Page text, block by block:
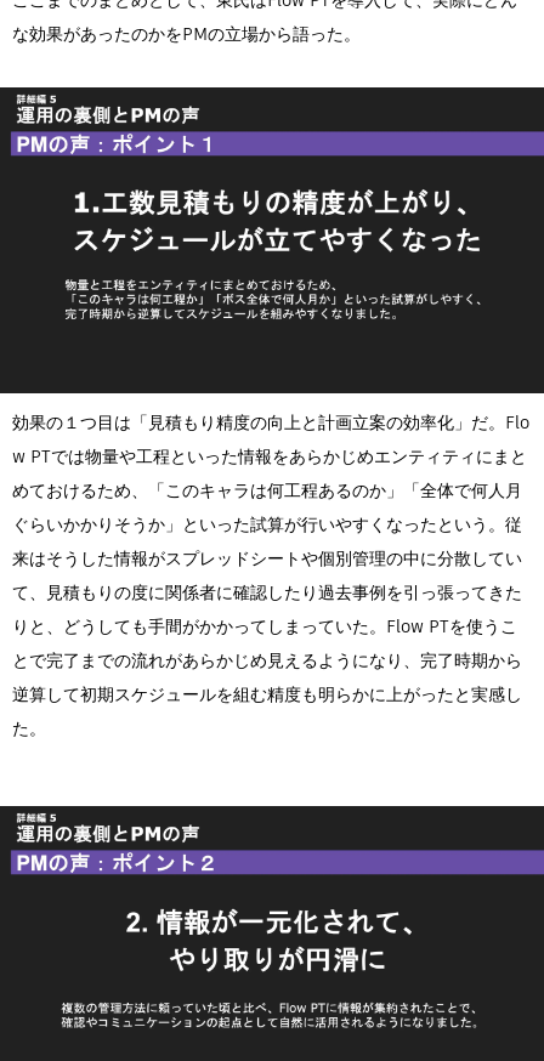
な効果があったのかをPMの立場から語った。
効果の１つ目は「見積もり精度の向上と計画立案の効率化」だ。Flo
w PTでは物量や工程といった情報をあらかじめエンティティにまと
めておけるため、「このキャラは何工程あるのか」「全体で何人月
ぐらいかかりそうか」といった試算が行いやすくなったという。従
来はそうした情報がスプレッドシートや個別管理の中に分散してい
て、見積もりの度に関係者に確認したり過去事例を引っ張ってきた
りと、どうしても手間がかかってしまっていた。Flow PTを使うこ
とで完了までの流れがあらかじめ見えるようになり、完了時期から
逆算して初期スケジュールを組む精度も明らかに上がったと実感し
た。